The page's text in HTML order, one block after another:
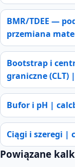
BMR/TDEE —
przemiana
Bootstrap i
graniczne (CLT)
Bufor i pH |
Ciągi i szeregi |
Powiązane